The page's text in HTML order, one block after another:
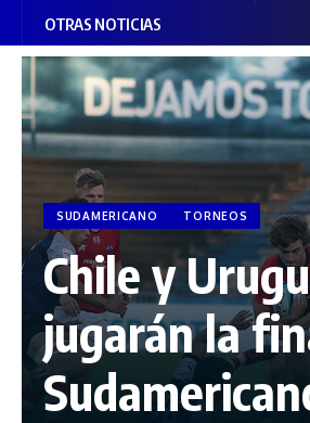
OTRAS NOTICIAS
SUDAMERICANO TORNEOS
Chile y
jugarán la